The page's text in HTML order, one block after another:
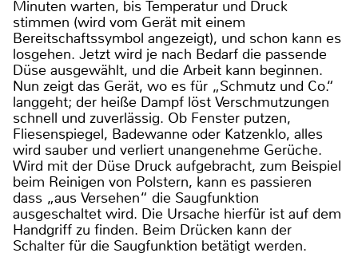
Minuten warten, bis Temperatur und Druck
stimmen (wird vom Gerät mit einem
Bereitschaftssymbol angezeigt), und schon kann es
losgehen. Jetzt wird je nach Bedarf die passende
Düse ausgewählt, und die Arbeit kann beginnen.
Nun zeigt das Gerät, wo es für „Schmutz und Co.“
langgeht; der heiße Dampf löst Verschmutzungen
schnell und zuverlässig. Ob Fenster putzen,
Fliesenspiegel, Badewanne oder Katzenklo, alles
wird sauber und verliert unangenehme Gerüche.
Wird mit der Düse Druck aufgebracht, zum Beispiel
beim Reinigen von Polstern, kann es passieren
dass „aus Versehen“ die Saugfunktion
ausgeschaltet wird. Die Ursache hierfür ist auf dem
Handgriff zu finden. Beim Drücken kann der
Schalter für die Saugfunktion betätigt werden.